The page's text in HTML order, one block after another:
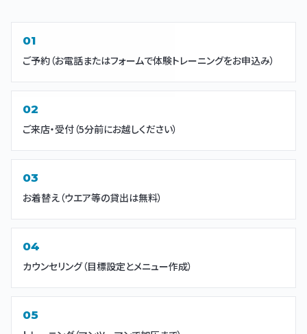
ご予約（お電話またはフォームで体験トレーニングをお申込み）
ご来店・受付（5分前にお越しください）
お着替え（ウエア等の貸出は無料）
カウンセリング（目標設定とメニュー作成）